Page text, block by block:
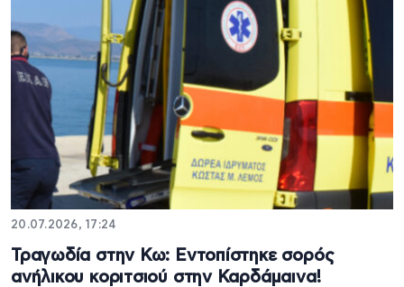
20.07.2026, 17:24
Τραγωδία στην Κω: Εντοπίστηκε σορός
ανήλικου κοριτσιού στην Καρδάμαινα!